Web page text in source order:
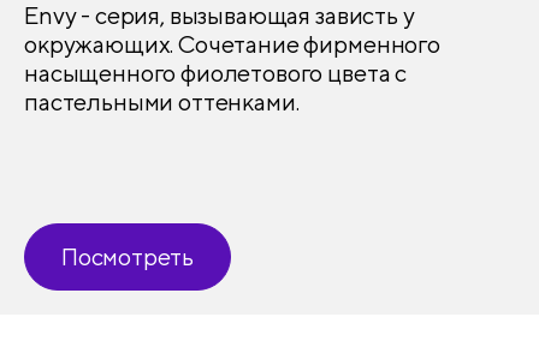
Envy - серия, вызывающая зависть у
окружающих. Сочетание фирменного
насыщенного фиолетового цвета с
пастельными оттенками.
Посмотреть